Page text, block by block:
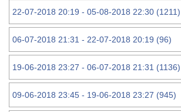
22-07-2018 20:19 - 05-08-2018 22:30 (1211)
06-07-2018 21:31 - 22-07-2018 20:19 (96)
19-06-2018 23:27 - 06-07-2018 21:31 (1136)
09-06-2018 23:45 - 19-06-2018 23:27 (945)